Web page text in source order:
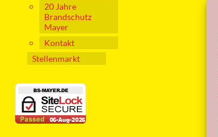
20 Jahre
Brandschutz
Mayer
Kontakt
Stellenmarkt